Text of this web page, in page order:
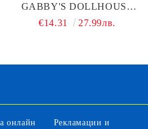
GABBY'S DOLLHOUSE
DIAMANT TOYS 2764E
€14.31 27.99лв.
онлайн
Рекламации и